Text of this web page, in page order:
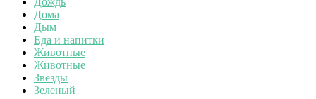
Дома
Дым
Еда и напитки
Животные
Животные
Звезды
Зеленый